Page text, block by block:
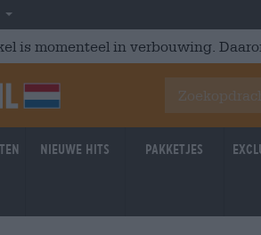
Nederland
is momenteel in verbouwing.
Nieuwe hits Pakketjes